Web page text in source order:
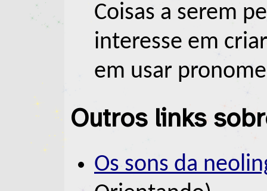
Coisas a serem
interesse em
em usar
Outros links
Os sons da